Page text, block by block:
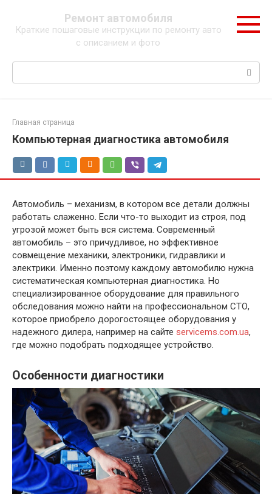
контенту
Ремонт автомобиля
Краткие пошаговые инструкции по ремонту авто
с описанием и фото
Поиск:
Главная страница
Компьютерная диагностика автомобиля
Автомобиль – механизм, в котором все детали должны
работать слаженно. Если что-то выходит из строя, под
угрозой может быть вся система. Современный
автомобиль – это причудливое, но эффективное
совмещение механики, электроники, гидравлики и
электрики. Именно поэтому каждому автомобилю нужна
систематическая компьютерная диагностика. Но
специализированное оборудование для правильного
обследования можно найти на профессиональном СТО,
которое приобрело дорогостоящее оборудования у
надежного дилера, например на сайте servicems.com.ua,
где можно подобрать подходящее устройство.
Особенности диагностики